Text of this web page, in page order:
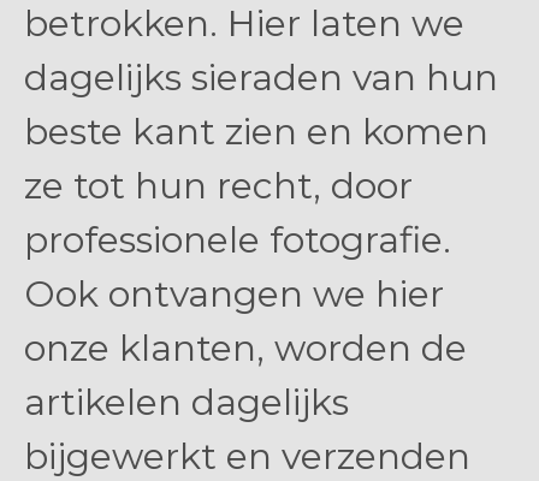
betrokken. Hier laten we
dagelijks sieraden van hun
beste kant zien en komen
ze tot hun recht, door
professionele fotografie.
Ook ontvangen we hier
onze klanten, worden de
artikelen dagelijks
bijgewerkt en verzenden